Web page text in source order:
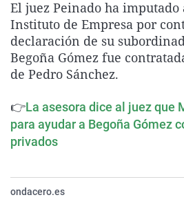
El juez Peinado ha
Instituto de Empresa por
declaración de su
Begoña Gómez fue
de Pedro Sánchez.
👉La asesora dice al juez que
para ayudar a Begoña Gómez
privados
ondacero.es